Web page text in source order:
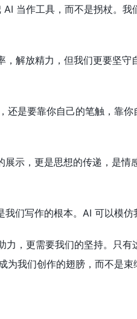
当作工具，而不是拐杖。
，解放精力，但我们更要坚
是要靠你自己的笔触，靠
示，更是思想的传递，是情
们写作的根本。AI 可以模仿
，更需要我们的坚持。只
我们创作的翅膀，而不是